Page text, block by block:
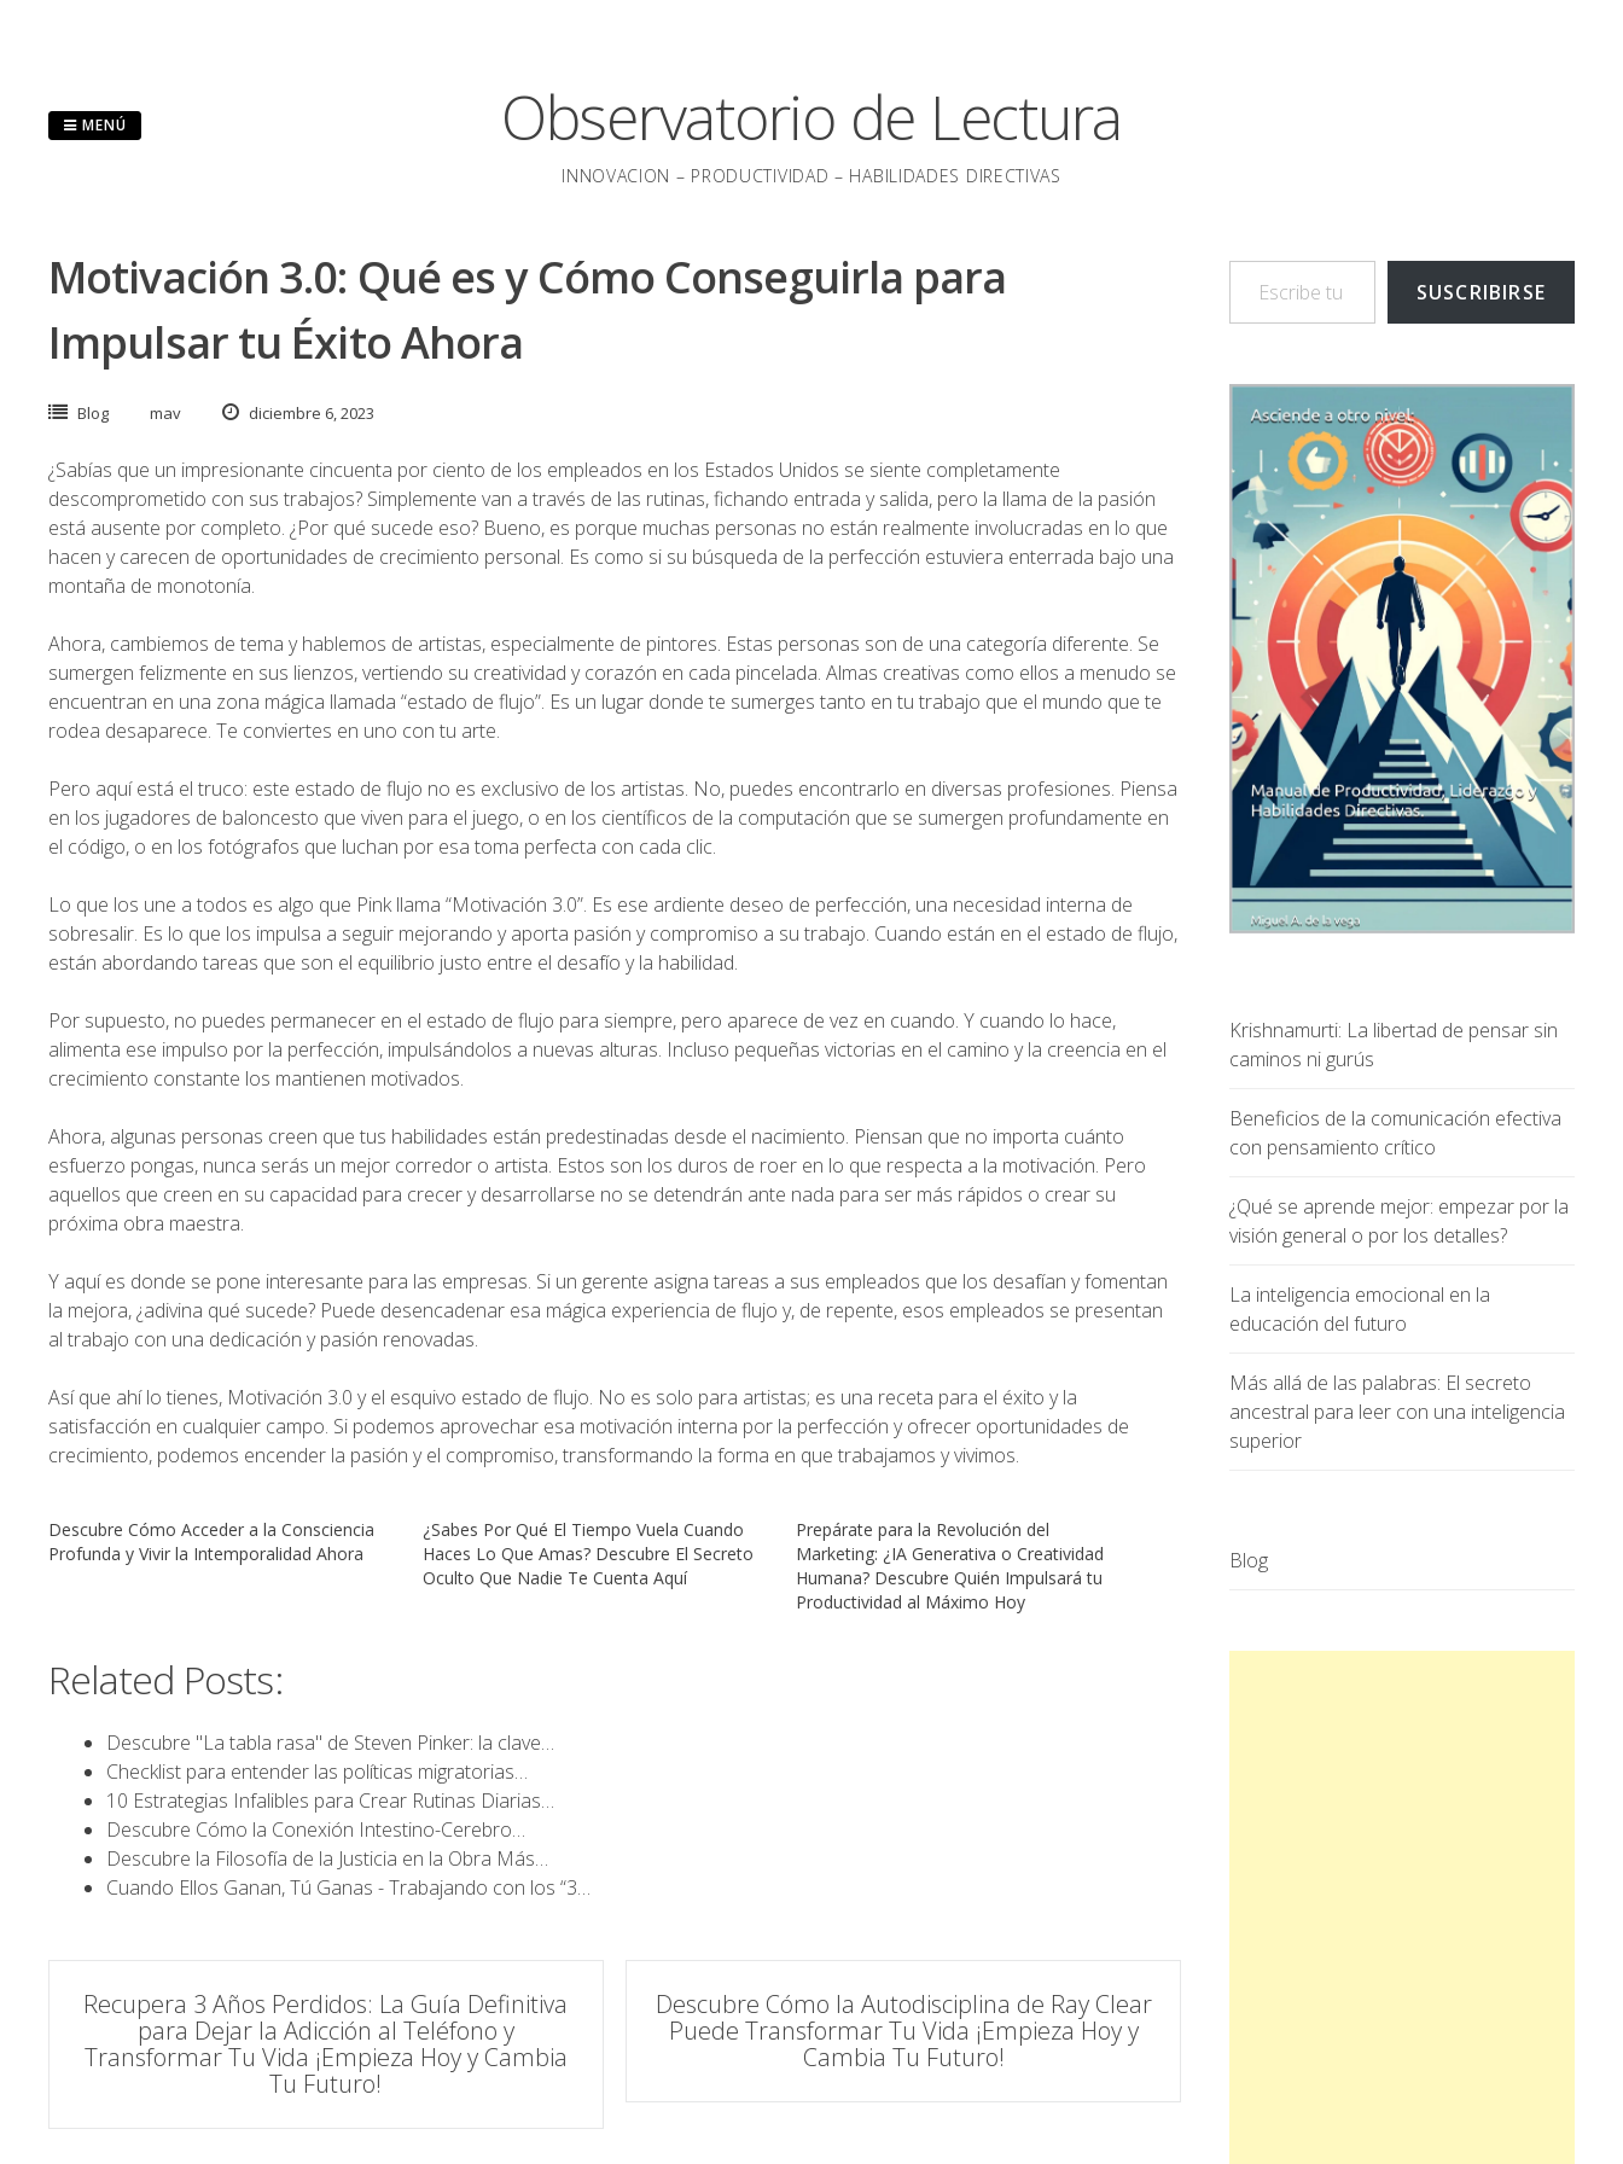
Observatorio de Lectura
INNOVACION – PRODUCTIVIDAD – HABILIDADES DIRECTIVAS
MENÚ
Motivación 3.0: Qué es y Cómo Conseguirla para
Impulsar tu Éxito Ahora
Blog mav diciembre 6, 2023
¿Sabías que un impresionante cincuenta por ciento de los empleados en los Estados Unidos se siente completamente
descomprometido con sus trabajos? Simplemente van a través de las rutinas, fichando entrada y salida, pero la llama de la pasión
está ausente por completo. ¿Por qué sucede eso? Bueno, es porque muchas personas no están realmente involucradas en lo que
hacen y carecen de oportunidades de crecimiento personal. Es como si su búsqueda de la perfección estuviera enterrada bajo una
montaña de monotonía.
Ahora, cambiemos de tema y hablemos de artistas, especialmente de pintores. Estas personas son de una categoría diferente. Se
sumergen felizmente en sus lienzos, vertiendo su creatividad y corazón en cada pincelada. Almas creativas como ellos a menudo se
encuentran en una zona mágica llamada “estado de flujo”. Es un lugar donde te sumerges tanto en tu trabajo que el mundo que te
rodea desaparece. Te conviertes en uno con tu arte.
Pero aquí está el truco: este estado de flujo no es exclusivo de los artistas. No, puedes encontrarlo en diversas profesiones. Piensa
en los jugadores de baloncesto que viven para el juego, o en los científicos de la computación que se sumergen profundamente en
el código, o en los fotógrafos que luchan por esa toma perfecta con cada clic.
Lo que los une a todos es algo que Pink llama “Motivación 3.0”. Es ese ardiente deseo de perfección, una necesidad interna de
sobresalir. Es lo que los impulsa a seguir mejorando y aporta pasión y compromiso a su trabajo. Cuando están en el estado de flujo,
están abordando tareas que son el equilibrio justo entre el desafío y la habilidad.
Por supuesto, no puedes permanecer en el estado de flujo para siempre, pero aparece de vez en cuando. Y cuando lo hace,
alimenta ese impulso por la perfección, impulsándolos a nuevas alturas. Incluso pequeñas victorias en el camino y la creencia en el
crecimiento constante los mantienen motivados.
Ahora, algunas personas creen que tus habilidades están predestinadas desde el nacimiento. Piensan que no importa cuánto
esfuerzo pongas, nunca serás un mejor corredor o artista. Estos son los duros de roer en lo que respecta a la motivación. Pero
aquellos que creen en su capacidad para crecer y desarrollarse no se detendrán ante nada para ser más rápidos o crear su
próxima obra maestra.
Y aquí es donde se pone interesante para las empresas. Si un gerente asigna tareas a sus empleados que los desafían y fomentan
la mejora, ¿adivina qué sucede? Puede desencadenar esa mágica experiencia de flujo y, de repente, esos empleados se presentan
al trabajo con una dedicación y pasión renovadas.
Así que ahí lo tienes, Motivación 3.0 y el esquivo estado de flujo. No es solo para artistas; es una receta para el éxito y la
satisfacción en cualquier campo. Si podemos aprovechar esa motivación interna por la perfección y ofrecer oportunidades de
crecimiento, podemos encender la pasión y el compromiso, transformando la forma en que trabajamos y vivimos.
Descubre Cómo Acceder a la Consciencia
Profunda y Vivir la Intemporalidad Ahora
¿Sabes Por Qué El Tiempo Vuela Cuando
Haces Lo Que Amas? Descubre El Secreto
Oculto Que Nadie Te Cuenta Aquí
Prepárate para la Revolución del
Marketing: ¿IA Generativa o Creatividad
Humana? Descubre Quién Impulsará tu
Productividad al Máximo Hoy
Related Posts:
Descubre "La tabla rasa" de Steven Pinker: la clave…
Checklist para entender las políticas migratorias…
10 Estrategias Infalibles para Crear Rutinas Diarias…
Descubre Cómo la Conexión Intestino-Cerebro…
Descubre la Filosofía de la Justicia en la Obra Más…
Cuando Ellos Ganan, Tú Ganas - Trabajando con los “3…
Navegación
de
Recupera 3 Años Perdidos: La Guía Definitiva
para Dejar la Adicción al Teléfono y
Transformar Tu Vida ¡Empieza Hoy y Cambia
Tu Futuro!
Descubre Cómo la Autodisciplina de Ray Clear
Puede Transformar Tu Vida ¡Empieza Hoy y
Cambia Tu Futuro!
Escribe tu correo electrónico…
SUSCRIBIRSE
Krishnamurti: La libertad de pensar sin
caminos ni gurús
Beneficios de la comunicación efectiva
con pensamiento crítico
¿Qué se aprende mejor: empezar por la
visión general o por los detalles?
La inteligencia emocional en la
educación del futuro
Más allá de las palabras: El secreto
ancestral para leer con una inteligencia
superior
Blog